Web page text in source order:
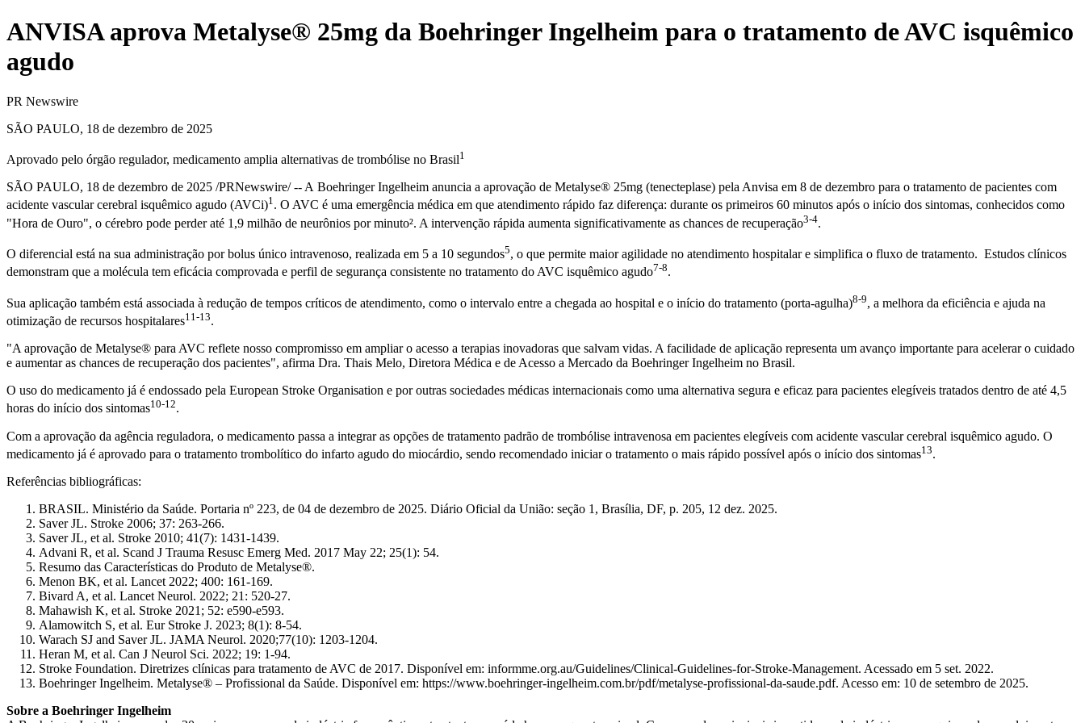
ANVISA aprova Metalyse® 25mg da Boehringer Ingelheim para o tratamento de AVC isquêmico
agudo
PR Newswire
SÃO PAULO, 18 de dezembro de 2025
Aprovado pelo órgão regulador, medicamento amplia alternativas de trombólise no Brasil1
SÃO PAULO, 18 de dezembro de 2025 /PRNewswire/ -- A Boehringer Ingelheim anuncia a aprovação de Metalyse® 25mg (tenecteplase) pela Anvisa em 8 de dezembro para o tratamento de pacientes com
acidente vascular cerebral isquêmico agudo (AVCi)1. O AVC é uma emergência médica em que atendimento rápido faz diferença: durante os primeiros 60 minutos após o início dos sintomas, conhecidos como
"Hora de Ouro", o cérebro pode perder até 1,9 milhão de neurônios por minuto². A intervenção rápida aumenta significativamente as chances de recuperação3-4.
O diferencial está na sua administração por bolus único intravenoso, realizada em 5 a 10 segundos5, o que permite maior agilidade no atendimento hospitalar e simplifica o fluxo de tratamento. Estudos clínicos
demonstram que a molécula tem eficácia comprovada e perfil de segurança consistente no tratamento do AVC isquêmico agudo7-8.
Sua aplicação também está associada à redução de tempos críticos de atendimento, como o intervalo entre a chegada ao hospital e o início do tratamento (porta-agulha)8-9, a melhora da eficiência e ajuda na
otimização de recursos hospitalares11-13.
"A aprovação de Metalyse® para AVC reflete nosso compromisso em ampliar o acesso a terapias inovadoras que salvam vidas. A facilidade de aplicação representa um avanço importante para acelerar o cuidado
e aumentar as chances de recuperação dos pacientes", afirma Dra. Thais Melo, Diretora Médica e de Acesso a Mercado da Boehringer Ingelheim no Brasil.
O uso do medicamento já é endossado pela European Stroke Organisation e por outras sociedades médicas internacionais como uma alternativa segura e eficaz para pacientes elegíveis tratados dentro de até 4,5
horas do início dos sintomas10-12.
Com a aprovação da agência reguladora, o medicamento passa a integrar as opções de tratamento padrão de trombólise intravenosa em pacientes elegíveis com acidente vascular cerebral isquêmico agudo. O
medicamento já é aprovado para o tratamento trombolítico do infarto agudo do miocárdio, sendo recomendado iniciar o tratamento o mais rápido possível após o início dos sintomas13.
Referências bibliográficas:
BRASIL. Ministério da Saúde. Portaria nº 223, de 04 de dezembro de 2025. Diário Oficial da União: seção 1, Brasília, DF, p. 205, 12 dez. 2025.
Saver JL. Stroke 2006; 37: 263-266.
Saver JL, et al. Stroke 2010; 41(7): 1431-1439.
Advani R, et al. Scand J Trauma Resusc Emerg Med. 2017 May 22; 25(1): 54.
Resumo das Características do Produto de Metalyse®.
Menon BK, et al. Lancet 2022; 400: 161-169.
Bivard A, et al. Lancet Neurol. 2022; 21: 520-27.
Mahawish K, et al. Stroke 2021; 52: e590-e593.
Alamowitch S, et al. Eur Stroke J. 2023; 8(1): 8-54.
Warach SJ and Saver JL. JAMA Neurol. 2020;77(10): 1203-1204.
Heran M, et al. Can J Neurol Sci. 2022; 19: 1-94.
Stroke Foundation. Diretrizes clínicas para tratamento de AVC de 2017. Disponível em: informme.org.au/Guidelines/Clinical-Guidelines-for-Stroke-Management. Acessado em 5 set. 2022.
Boehringer Ingelheim. Metalyse® – Profissional da Saúde. Disponível em: https://www.boehringer-ingelheim.com.br/pdf/metalyse-profissional-da-saude.pdf. Acesso em: 10 de setembro de 2025.
Sobre a Boehringer Ingelheim